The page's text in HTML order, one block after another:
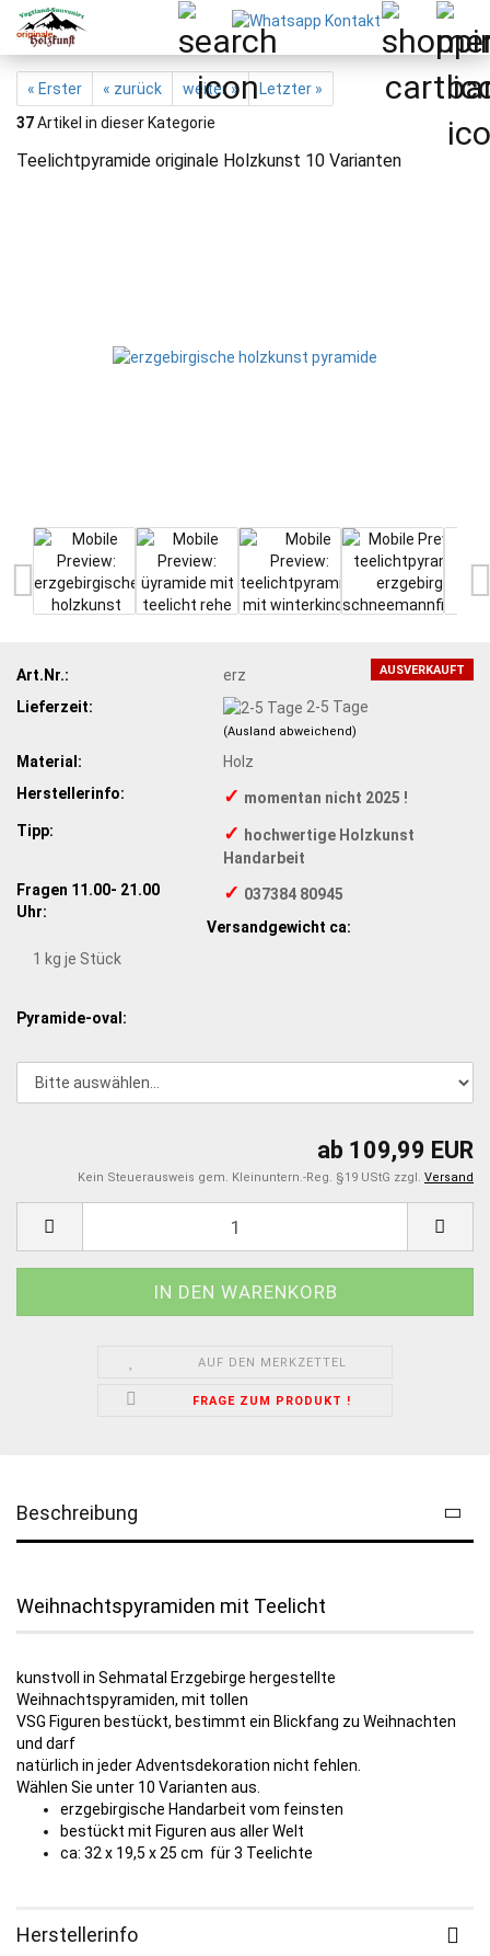
« Erster « zurück weiter »
Letzter »
37Artikel in dieser Kategorie
Teelichtpyramide originale Holzkunst 10 Varianten
AUSVERKAUFT
Art.Nr.:
erz
Lieferzeit:
2-5 Tage
(Ausland abweichend)
Material:
Holz
Herstellerinfo:
✓ momentan nicht 2025 !
Tipp:
✓ hochwertige Holzkunst
Handarbeit
Fragen 11.00- 21.00
Uhr:
✓ 037384 80945
Versandgewicht ca:
1 kg je Stück
Pyramide-oval:
ab 109,99 EUR
Kein Steuerausweis gem. Kleinuntern.-Reg. §19 UStG zzgl. Versand
AUF DEN MERKZETTEL
FRAGE ZUM PRODUKT !
Beschreibung
Weihnachtspyramiden mit Teelicht
kunstvoll in Sehmatal Erzgebirge hergestellte
Weihnachtspyramiden, mit tollen
VSG Figuren bestückt, bestimmt ein Blickfang zu Weihnachten
und darf
natürlich in jeder Adventsdekoration nicht fehlen.
Wählen Sie unter 10 Varianten aus.
erzgebirgische Handarbeit vom feinsten
bestückt mit Figuren aus aller Welt
ca: 32 x 19,5 x 25 cm für 3 Teelichte
Herstellerinfo